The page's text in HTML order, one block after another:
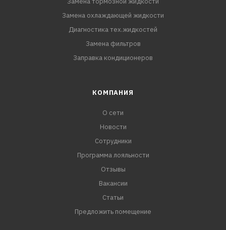
Замена охлаждающей жидкости
Диагностика тех.жидкостей
Замена фильтров
Заправка кондиционеров
КОМПАНИЯ
О сети
Новости
Сотрудники
Программа лояльности
Отзывы
Вакансии
Статьи
Предложить помещение